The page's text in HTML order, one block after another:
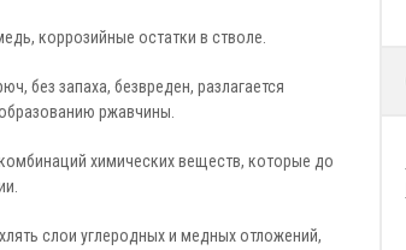
коррозийные остатки в стволе.
без запаха, безвреден, разлагается
ржавчины.
химических веществ, которые до
слои углеродных и медных отложений,